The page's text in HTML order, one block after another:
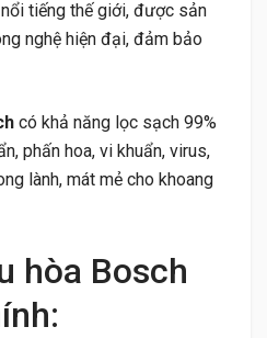
tiếng thế giới, được sản
nghệ hiện đại, đảm bảo
có khả năng lọc sạch 99%
phấn hoa, vi khuẩn, virus,
lành, mát mẻ cho khoang
hòa Bosch